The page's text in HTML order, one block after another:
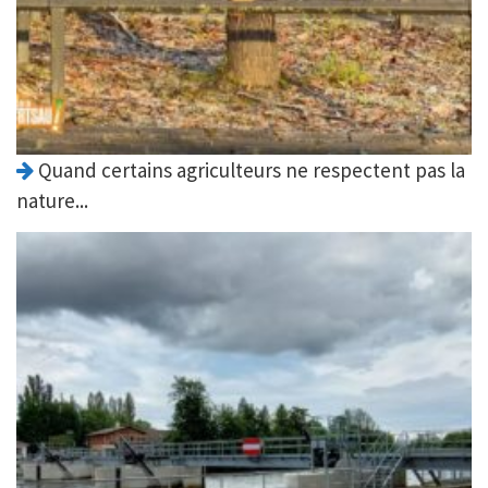
Quand certains agriculteurs ne respectent pas la
nature...